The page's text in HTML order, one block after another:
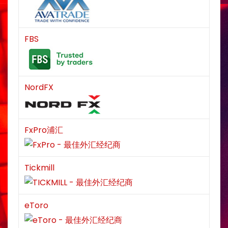
FBS
NordFX
FxPro浦汇
Tickmill
eToro